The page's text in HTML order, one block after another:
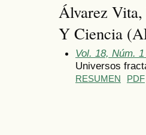
Álvarez Vita,
Y Ciencia
Vol. 18, Núm.
Universos
RESUMEN PDF